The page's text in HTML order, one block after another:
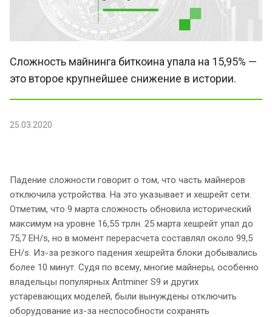
Сложность майнинга биткоина упала на 15,95% —
это второе крупнейшее снижение в истории.
25.03.2020
Падение сложности говорит о том, что часть майнеров
отключила устройства. На это указывает и хешрейт сети.
Отметим, что 9 марта сложность обновила исторический
максимум на уровне 16,55 трлн. 25 марта хешрейт упал до
75,7 EH/s, но в момент перерасчета составлял около 99,5
EH/s. Из-за резкого падения хешрейта блоки добывались
более 10 минут. Судя по всему, многие майнеры, особенно
владельцы популярных Antminer S9 и других
устаревающих моделей, были вынуждены отключить
оборудование из-за неспособности сохранять